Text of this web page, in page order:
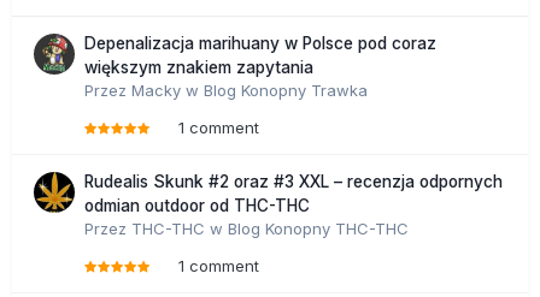
Depenalizacja marihuany w Polsce pod coraz
większym znakiem zapytania
Przez Macky w Blog Konopny Trawka
1 comment
Rudealis Skunk #2 oraz #3 XXL – recenzja odpornych
odmian outdoor od THC-THC
Przez THC-THC w Blog Konopny THC-THC
1 comment